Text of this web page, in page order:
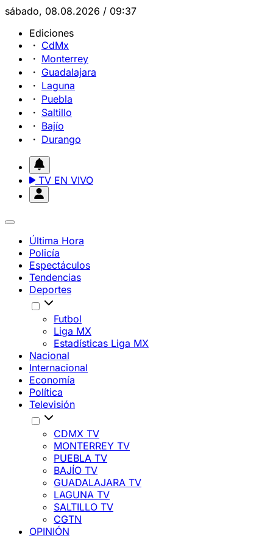
sábado, 08.08.2026 / 09:37
Ediciones
CdMx
Monterrey
Guadalajara
Laguna
Puebla
Saltillo
Bajío
Durango
TV EN VIVO
Última Hora
Policía
Espectáculos
Tendencias
Deportes
Futbol
Liga MX
Estadísticas Liga MX
Nacional
Internacional
Economía
Política
Televisión
CDMX TV
MONTERREY TV
PUEBLA TV
BAJÍO TV
GUADALAJARA TV
LAGUNA TV
SALTILLO TV
CGTN
OPINIÓN